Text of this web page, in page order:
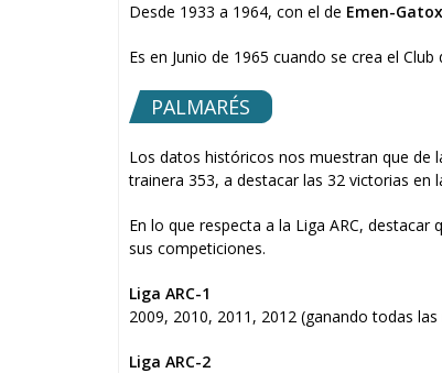
Desde 1933 a 1964, con el de Emen-
Es en Junio de 1965 cuando se crea el
PALMARÉS
Los datos históricos nos muestran que de
trainera 353, a destacar las 32 victorias
En lo que respecta a la Liga ARC,
sus competiciones.
Liga ARC-1
2009, 2010, 2011, 2012 (ganando todas
Liga ARC-2